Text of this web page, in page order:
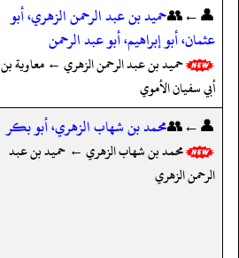
👤←👥حميد بن عبد الرحمن الزهري، أبو
عثمان، أبو إبراهيم، أبو عبد الرحمن
حميد بن عبد الرحمن الزهري ← معاوية بن
أبي سفيان الأموي
👤←👥محمد بن شهاب الزهري، أبو بكر
محمد بن شهاب الزهري ← حميد بن عبد
الرحمن الزهري